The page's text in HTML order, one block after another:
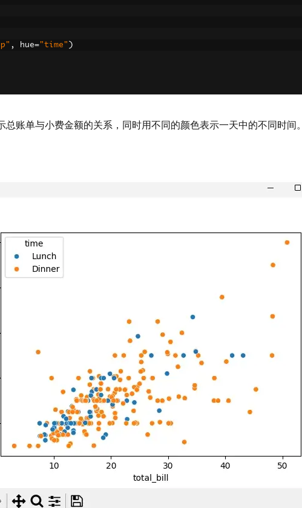
, hue="time" )
账单与小费金额的关系，同时用不同的颜色表示一天中的不同时间。